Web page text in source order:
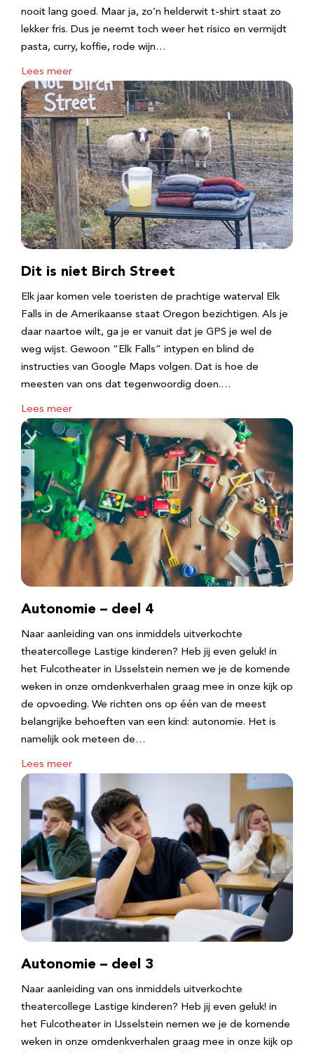
nooit lang goed. Maar ja, zo’n helderwit t-shirt staat zo
lekker fris. Dus je neemt toch weer het risico en vermijdt
pasta, curry, koffie, rode wijn…
Lees meer
Dit is niet Birch Street
Elk jaar komen vele toeristen de prachtige waterval Elk
Falls in de Amerikaanse staat Oregon bezichtigen. Als je
daar naartoe wilt, ga je er vanuit dat je GPS je wel de
weg wijst. Gewoon “Elk Falls” intypen en blind de
instructies van Google Maps volgen. Dat is hoe de
meesten van ons dat tegenwoordig doen.…
Lees meer
Autonomie – deel 4
Naar aanleiding van ons inmiddels uitverkochte
theatercollege Lastige kinderen? Heb jij even geluk! in
het Fulcotheater in IJsselstein nemen we je de komende
weken in onze omdenkverhalen graag mee in onze kijk op
de opvoeding. We richten ons op één van de meest
belangrijke behoeften van een kind: autonomie. Het is
namelijk ook meteen de…
Lees meer
Autonomie – deel 3
Naar aanleiding van ons inmiddels uitverkochte
theatercollege Lastige kinderen? Heb jij even geluk! in
het Fulcotheater in IJsselstein nemen we je de komende
weken in onze omdenkverhalen graag mee in onze kijk op